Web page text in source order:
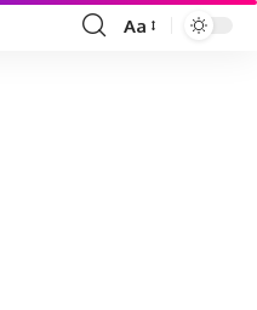
Font
Aa